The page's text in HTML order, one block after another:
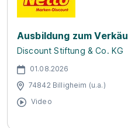
Ausbildung zum
Discount Stiftung & Co. KG
01.08.2026
74842 Billigheim (u.a.)
Video